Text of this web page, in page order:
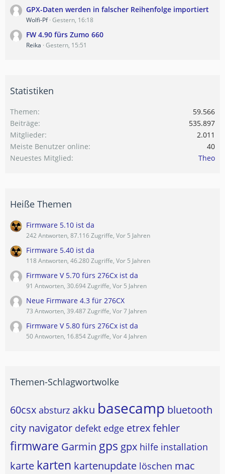
GPX-Daten werden in falscher Reihenfolge importiert
Wolfi-Pf Gestern, 16:18
FW 4.90 fürs Zumo 660
Reika Gestern, 15:51
Statistiken
Themen
59.566
Beiträge
535.897
Mitglieder
2.011
Meiste Benutzer online
40
Neuestes Mitglied
Theo
Heiße Themen
Firmware 5.10 ist da
242 Antworten, 87.116 Zugriffe, Vor 5 Jahren
Firmware 5.40 ist da
118 Antworten, 46.280 Zugriffe, Vor 5 Jahren
Firmware V 5.70 fürs 276Cx ist da
91 Antworten, 30.694 Zugriffe, Vor 5 Jahren
Neue Firmware 4.3 für 276CX
73 Antworten, 39.487 Zugriffe, Vor 7 Jahren
Firmware V 5.80 fürs 276Cx ist da
50 Antworten, 16.854 Zugriffe, Vor 4 Jahren
Themen-Schlagwortwolke
60csx absturz akku basecamp bluetooth
city navigator defekt edge etrexfehler
firmware Garmin gps gpx hilfe installation
karte karten kartenupdate löschen mac